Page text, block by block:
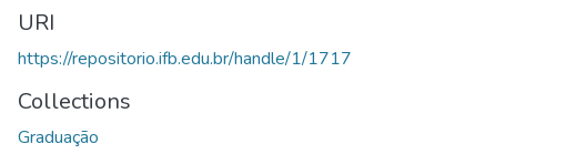
URI
https://repositorio.ifb.edu.br/handle/1/1717
Collections
Graduação